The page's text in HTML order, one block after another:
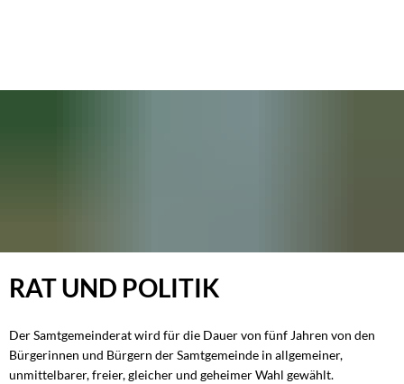
Rat
&
Politik
RAT UND POLITIK
Der Samtgemeinderat wird für die Dauer von fünf Jahren von den
Bürgerinnen und Bürgern der Samtgemeinde in allgemeiner,
unmittelbarer, freier, gleicher und geheimer Wahl gewählt.